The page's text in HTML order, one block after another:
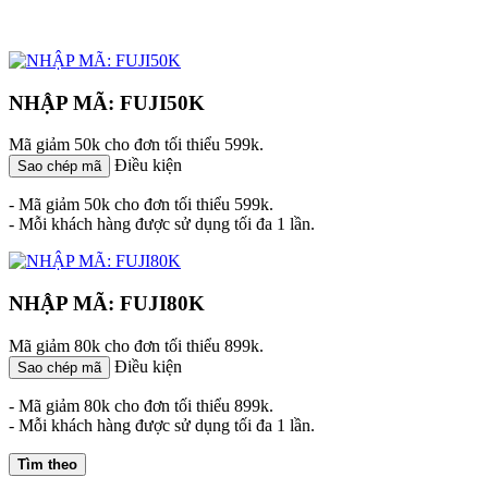
NHẬP MÃ: FUJI50K
Mã giảm 50k cho đơn tối thiểu 599k.
Sao chép mã Điều kiện
- Mã giảm 50k cho đơn tối thiểu 599k.
- Mỗi khách hàng được sử dụng tối đa 1 lần.
NHẬP MÃ: FUJI80K
Mã giảm 80k cho đơn tối thiểu 899k.
Sao chép mã Điều kiện
- Mã giảm 80k cho đơn tối thiểu 899k.
- Mỗi khách hàng được sử dụng tối đa 1 lần.
Tìm theo